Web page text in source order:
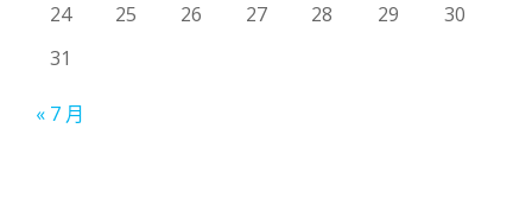
24
25 26 27 28 29
30
31
« 7 月